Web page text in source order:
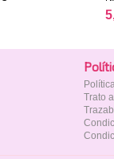
Trato